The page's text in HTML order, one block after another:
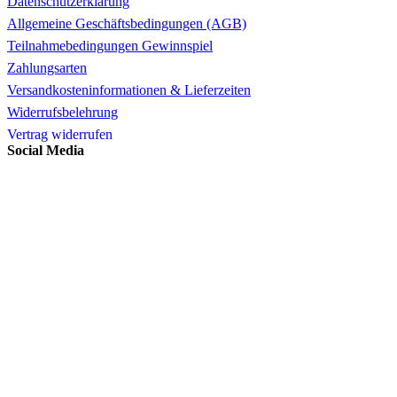
Allgemeine Geschäftsbedingungen (AGB)
Teilnahmebedingungen Gewinnspiel
Zahlungsarten
Versandkosteninformationen & Lieferzeiten
Widerrufsbelehrung
Vertrag widerrufen
Social Media